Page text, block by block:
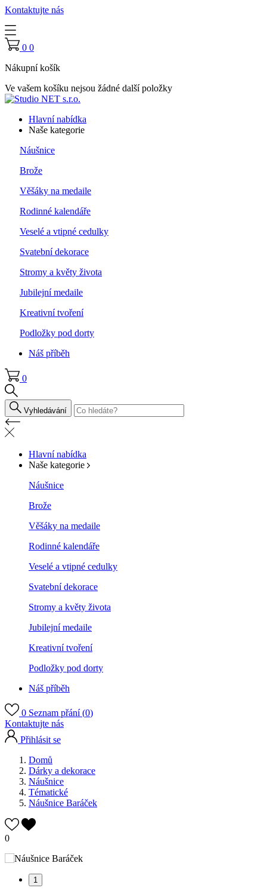
Kontaktujte nás
0 0
Nákupní košík
Ve vašem košíku nejsou žádné další položky
Hlavní nabídka
Naše kategorie
Náušnice
Brože
Věšáky na medaile
Rodinné kalendáře
Veselé a vtipné cedulky
Svatební dekorace
Stromy a květy života
Jubilejní medaile
Kreativní tvoření
Podložky pod dorty
Náš příběh
0
Vyhledávání
Hlavní nabídka
Naše kategorie
Náušnice
Brože
Věšáky na medaile
Rodinné kalendáře
Veselé a vtipné cedulky
Svatební dekorace
Stromy a květy života
Jubilejní medaile
Kreativní tvoření
Podložky pod dorty
Náš příběh
0 Seznam přání (0)
Kontaktujte nás
Přihlásit se
Domů
Dárky a dekorace
Náušnice
Tématické
Náušnice Baráček
0
1